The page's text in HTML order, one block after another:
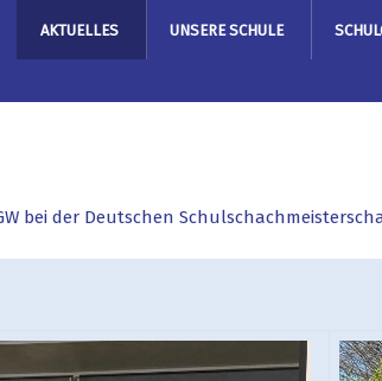
AKTUELLES UNSERE SCHULE
bei der Deutschen